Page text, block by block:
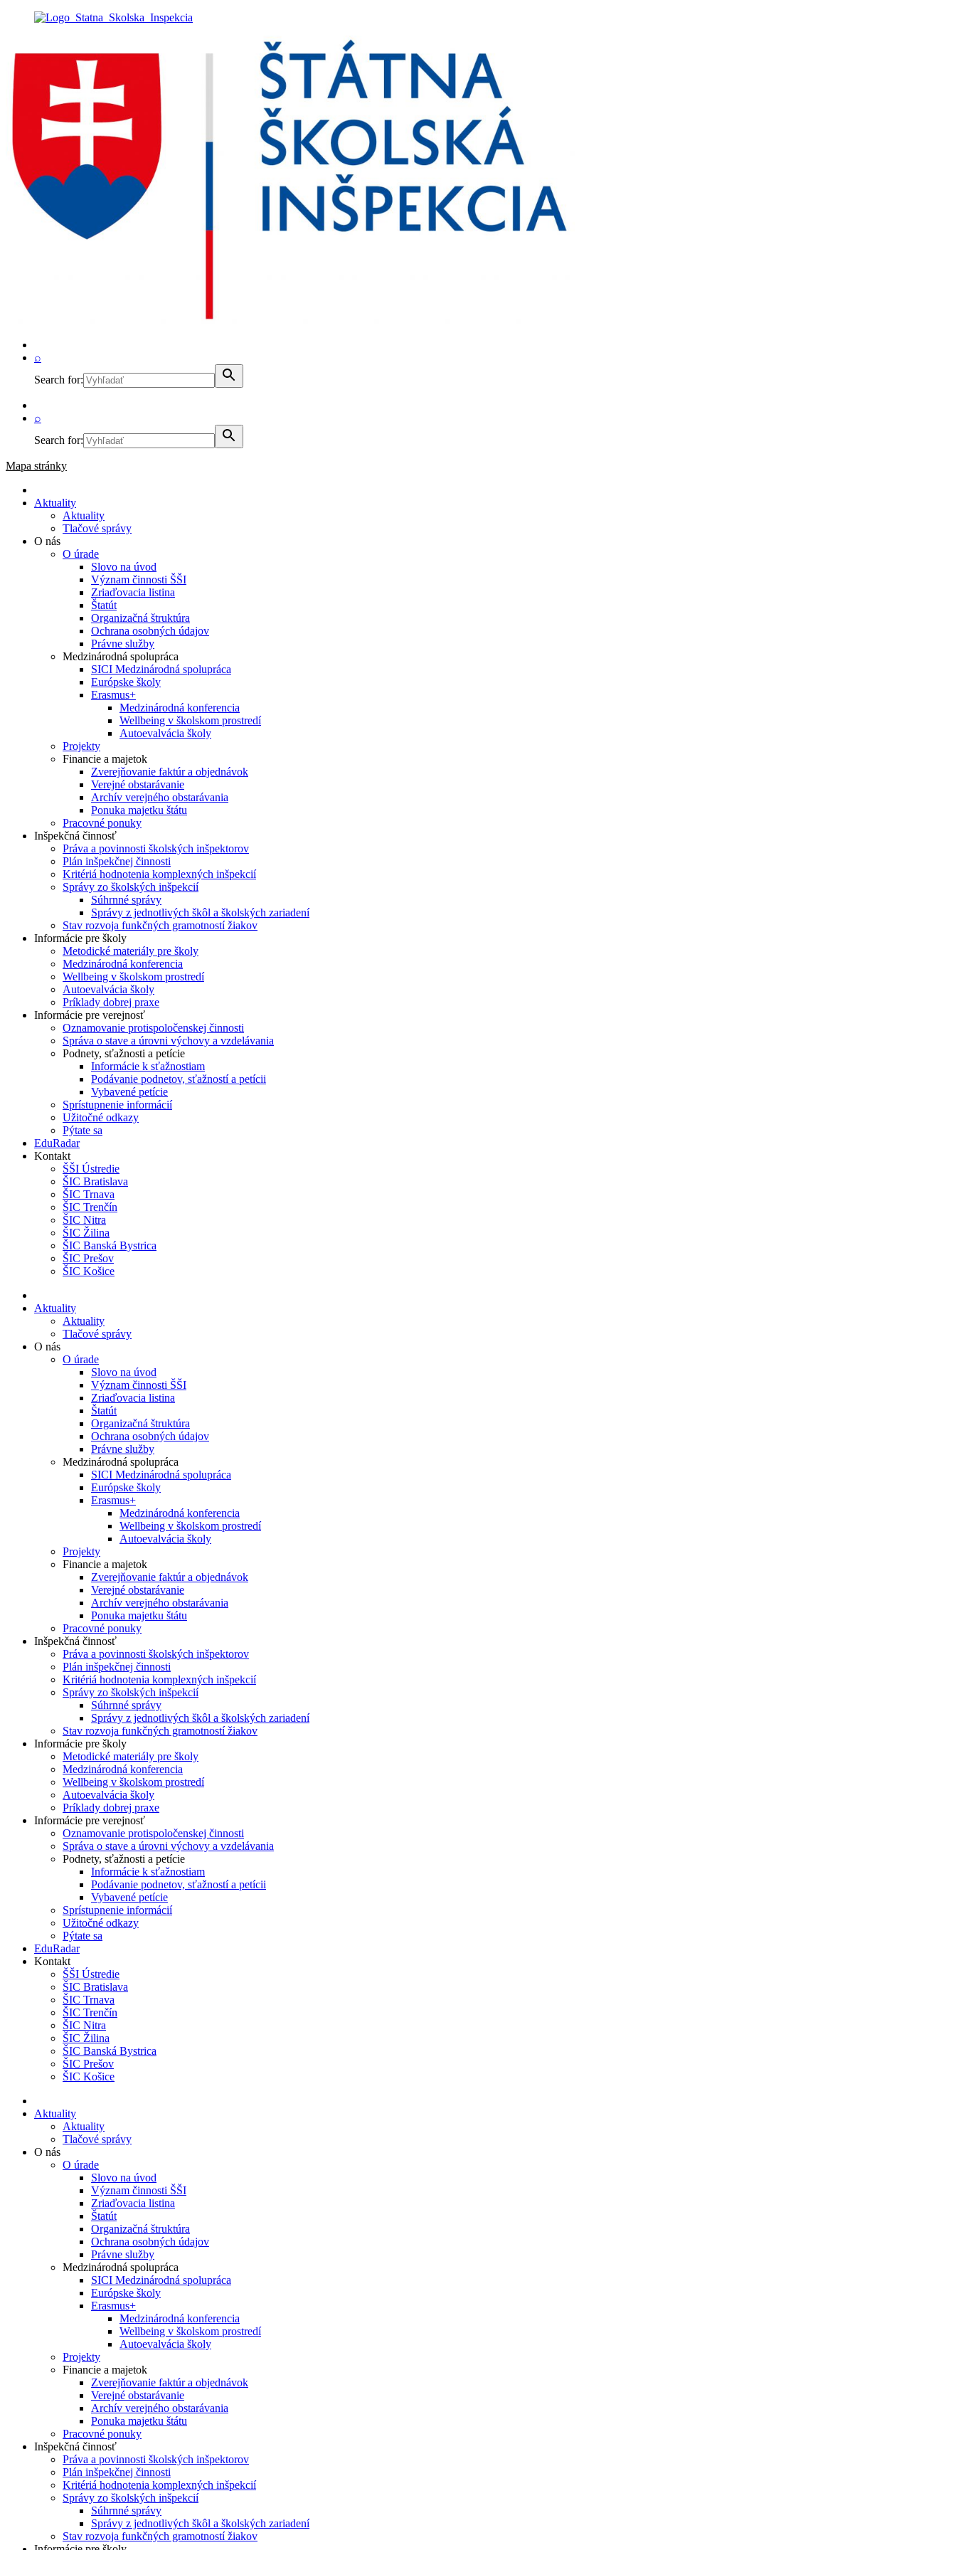
⌕
Search for:
⌕
Search for:
Mapa stránky
Aktuality
Aktuality
Tlačové správy
O nás
O úrade
Slovo na úvod
Význam činnosti ŠŠI
Zriaďovacia listina
Štatút
Organizačná štruktúra
Ochrana osobných údajov
Právne služby
Medzinárodná spolupráca
SICI Medzinárodná spolupráca
Európske školy
Erasmus+
Medzinárodná konferencia
Wellbeing v školskom prostredí
Autoevalvácia školy
Projekty
Financie a majetok
Zverejňovanie faktúr a objednávok
Verejné obstarávanie
Archív verejného obstarávania
Ponuka majetku štátu
Pracovné ponuky
Inšpekčná činnosť
Práva a povinnosti školských inšpektorov
Plán inšpekčnej činnosti
Kritériá hodnotenia komplexných inšpekcií
Správy zo školských inšpekcií
Súhrnné správy
Správy z jednotlivých škôl a školských zariadení
Stav rozvoja funkčných gramotností žiakov
Informácie pre školy
Metodické materiály pre školy
Medzinárodná konferencia
Wellbeing v školskom prostredí
Autoevalvácia školy
Príklady dobrej praxe
Informácie pre verejnosť
Oznamovanie protispoločenskej činnosti
Správa o stave a úrovni výchovy a vzdelávania
Podnety, sťažnosti a petície
Informácie k sťažnostiam
Podávanie podnetov, sťažností a petícii
Vybavené petície
Sprístupnenie informácií
Užitočné odkazy
Pýtate sa
EduRadar
Kontakt
ŠŠI Ústredie
ŠIC Bratislava
ŠIC Trnava
ŠIC Trenčín
ŠIC Nitra
ŠIC Žilina
ŠIC Banská Bystrica
ŠIC Prešov
ŠIC Košice
Aktuality
Aktuality
Tlačové správy
O nás
O úrade
Slovo na úvod
Význam činnosti ŠŠI
Zriaďovacia listina
Štatút
Organizačná štruktúra
Ochrana osobných údajov
Právne služby
Medzinárodná spolupráca
SICI Medzinárodná spolupráca
Európske školy
Erasmus+
Medzinárodná konferencia
Wellbeing v školskom prostredí
Autoevalvácia školy
Projekty
Financie a majetok
Zverejňovanie faktúr a objednávok
Verejné obstarávanie
Archív verejného obstarávania
Ponuka majetku štátu
Pracovné ponuky
Inšpekčná činnosť
Práva a povinnosti školských inšpektorov
Plán inšpekčnej činnosti
Kritériá hodnotenia komplexných inšpekcií
Správy zo školských inšpekcií
Súhrnné správy
Správy z jednotlivých škôl a školských zariadení
Stav rozvoja funkčných gramotností žiakov
Informácie pre školy
Metodické materiály pre školy
Medzinárodná konferencia
Wellbeing v školskom prostredí
Autoevalvácia školy
Príklady dobrej praxe
Informácie pre verejnosť
Oznamovanie protispoločenskej činnosti
Správa o stave a úrovni výchovy a vzdelávania
Podnety, sťažnosti a petície
Informácie k sťažnostiam
Podávanie podnetov, sťažností a petícii
Vybavené petície
Sprístupnenie informácií
Užitočné odkazy
Pýtate sa
EduRadar
Kontakt
ŠŠI Ústredie
ŠIC Bratislava
ŠIC Trnava
ŠIC Trenčín
ŠIC Nitra
ŠIC Žilina
ŠIC Banská Bystrica
ŠIC Prešov
ŠIC Košice
Aktuality
Aktuality
Tlačové správy
O nás
O úrade
Slovo na úvod
Význam činnosti ŠŠI
Zriaďovacia listina
Štatút
Organizačná štruktúra
Ochrana osobných údajov
Právne služby
Medzinárodná spolupráca
SICI Medzinárodná spolupráca
Európske školy
Erasmus+
Medzinárodná konferencia
Wellbeing v školskom prostredí
Autoevalvácia školy
Projekty
Financie a majetok
Zverejňovanie faktúr a objednávok
Verejné obstarávanie
Archív verejného obstarávania
Ponuka majetku štátu
Pracovné ponuky
Inšpekčná činnosť
Práva a povinnosti školských inšpektorov
Plán inšpekčnej činnosti
Kritériá hodnotenia komplexných inšpekcií
Správy zo školských inšpekcií
Súhrnné správy
Správy z jednotlivých škôl a školských zariadení
Stav rozvoja funkčných gramotností žiakov